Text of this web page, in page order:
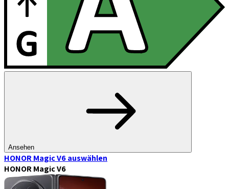
Ansehen
HONOR Magic V6auswählen
HONOR Magic V6